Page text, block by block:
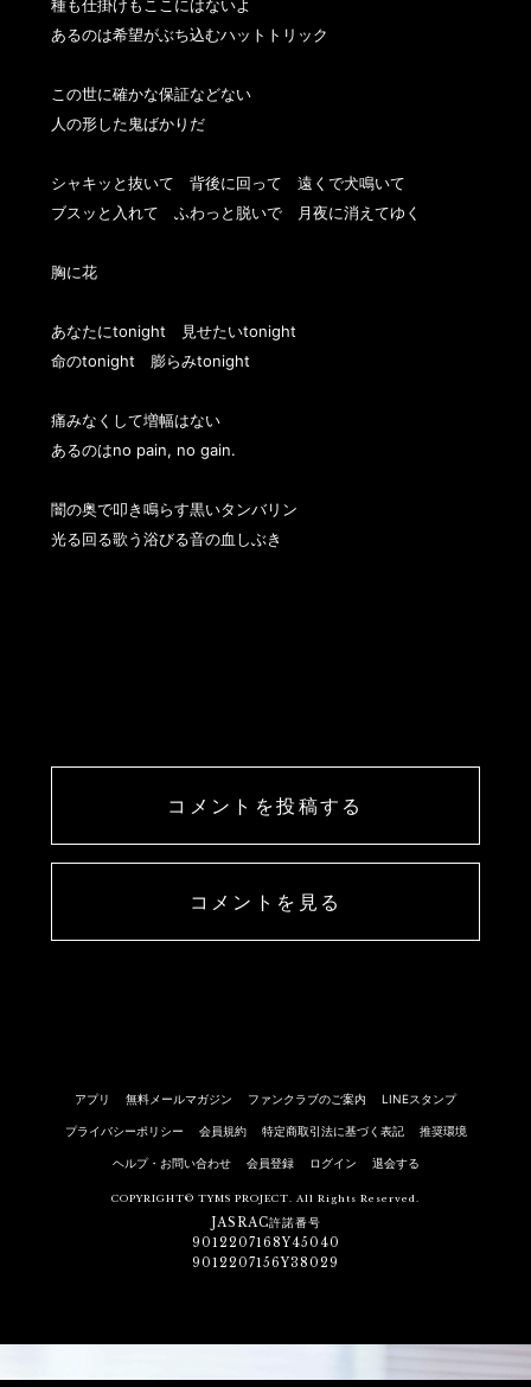
種も仕掛けもここにはないよ
あるのは希望がぶち込むハットトリック
この世に確かな保証などない
人の形した鬼ばかりだ
シャキッと抜いて　背後に回って　遠くで犬鳴いて
ブスッと入れて　ふわっと脱いで　月夜に消えてゆく
胸に花
あなたにtonight　見せたいtonight
命のtonight　膨らみtonight
痛みなくして増幅はない
あるのはno pain, no gain.
闇の奥で叩き鳴らす黒いタンバリン
光る回る歌う浴びる音の血しぶき
コメントを投稿する
コメントを見る
アプリ 無料メールマガジン ファンクラブのご案内 LINEスタンプ
プライバシーポリシー 会員規約 特定商取引法に基づく表記 推奨環境
ヘルプ・お問い合わせ 会員登録 ログイン 退会する
COPYRIGHT© TYMS PROJECT. All Rights Reserved.
JASRAC許諾番号
9012207168Y45040
9012207156Y38029